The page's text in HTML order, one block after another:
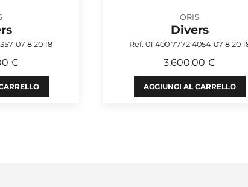
07 8 20 18
€
ORIS
Divers
Ref. 01 400 7772 4054-07 8 20
3.600,00 €
AGGIUNGI AL CARRELLO